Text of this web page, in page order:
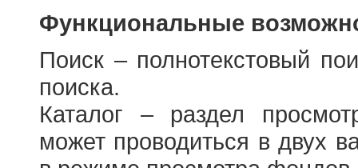
Функциональные
Поиск – полнотекстовый
поиска.
Каталог – раздел
может проводиться в двух